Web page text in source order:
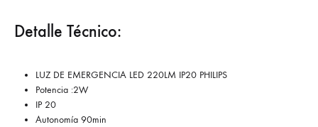
Detalle Técnico:
LUZ DE EMERGENCIA LED 220LM IP20 PHILIPS
Potencia :2W
IP 20
Autonomía 90min